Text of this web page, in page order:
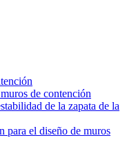
de contención
de la zapata de la
para el diseño de muros